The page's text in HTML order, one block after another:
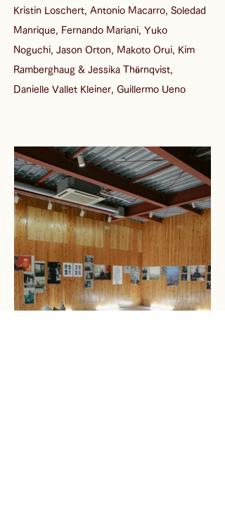
Kristin Loschert, Antonio Macarro, Soledad
Manrique, Fernando Mariani, Yuko
Noguchi, Jason Orton, Makoto Orui, Kim
Ramberghaug & Jessika Thörnqvist,
Danielle Vallet Kleiner, Guillermo Ueno